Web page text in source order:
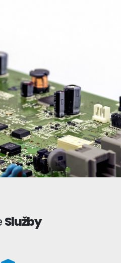
Služby